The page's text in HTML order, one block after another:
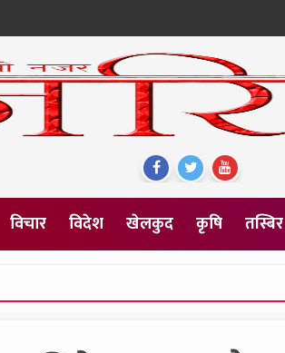
Find
Us
On
Facebook
Find
Us
On
Twitter
Find
Us
On
Youtube
विचार विदेश खेलकुद कृषि तस्बिर